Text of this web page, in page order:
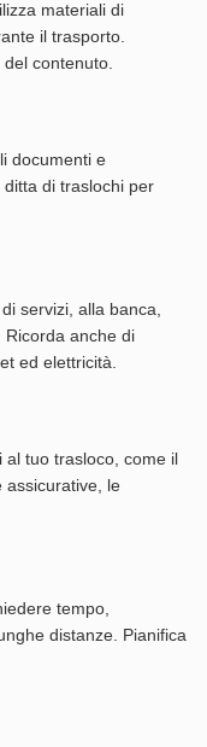
materiali di
il trasporto.
contenuto.
documenti e
di traslochi per
servizi, alla banca,
Ricorda anche di
ed elettricità.
al tuo trasloco, come il
assicurative, le
tempo,
distanze. Pianifica